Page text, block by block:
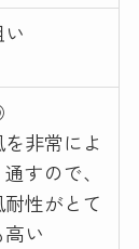
を非常によ
通すので、
耐性がとて
高い